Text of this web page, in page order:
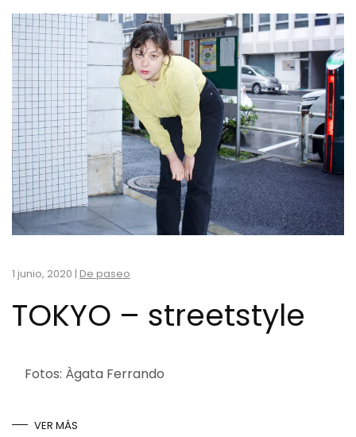
1 junio, 2020 | De paseo
TOKYO – streetstyle
Fotos: Àgata Ferrando
VER MÁS